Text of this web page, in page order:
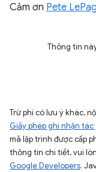
Cảm ơn Pete
Thông tin
Trừ phi có lưu ý khác,
Giấy phép ghi nhận
mã lập trình được cấp
thông tin chi tiết, vui
Google Developers.